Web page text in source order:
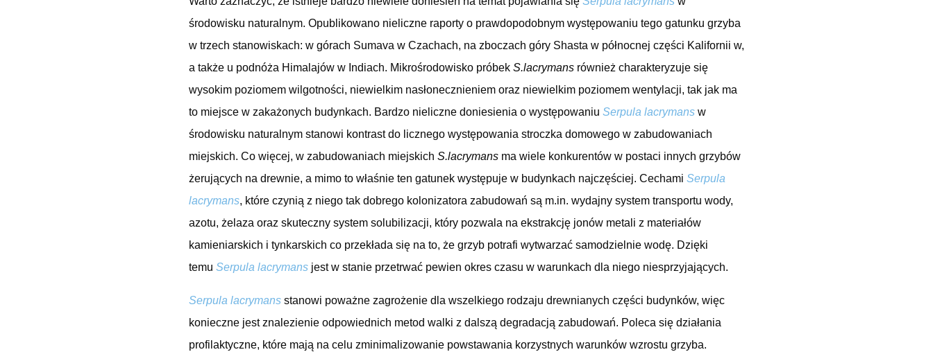
środowisku naturalnym. Opublikowano nieliczne raporty o prawdopodobnym występowaniu tego gatunku grzyba
w trzech stanowiskach: w górach Sumava w Czachach, na zboczach góry Shasta w północnej części Kalifornii w,
a także u podnóża Himalajów w Indiach. Mikrośrodowisko próbek S.lacrymans również charakteryzuje się
wysokim poziomem wilgotności, niewielkim nasłonecznieniem oraz niewielkim poziomem wentylacji, tak jak ma
to miejsce w zakażonych budynkach. Bardzo nieliczne doniesienia o występowaniu Serpula lacrymans w
środowisku naturalnym stanowi kontrast do licznego występowania stroczka domowego w zabudowaniach
miejskich. Co więcej, w zabudowaniach miejskich S.lacrymans ma wiele konkurentów w postaci innych grzybów
żerujących na drewnie, a mimo to właśnie ten gatunek występuje w budynkach najczęściej. Cechami Serpula
lacrymans, które czynią z niego tak dobrego kolonizatora zabudowań są m.in. wydajny system transportu wody,
azotu, żelaza oraz skuteczny system solubilizacji, który pozwala na ekstrakcję jonów metali z materiałów
kamieniarskich i tynkarskich co przekłada się na to, że grzyb potrafi wytwarzać samodzielnie wodę. Dzięki
temu Serpula lacrymans jest w stanie przetrwać pewien okres czasu w warunkach dla niego niesprzyjających.
Serpula lacrymans stanowi poważne zagrożenie dla wszelkiego rodzaju drewnianych części budynków, więc
konieczne jest znalezienie odpowiednich metod walki z dalszą degradacją zabudowań. Poleca się działania
profilaktyczne, które mają na celu zminimalizowanie powstawania korzystnych warunków wzrostu grzyba.